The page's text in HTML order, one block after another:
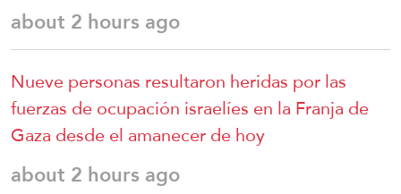
about 2 hours ago
Nueve personas resultaron heridas por las
fuerzas de ocupación israelíes en la Franja de
Gaza desde el amanecer de hoy
about 2 hours ago